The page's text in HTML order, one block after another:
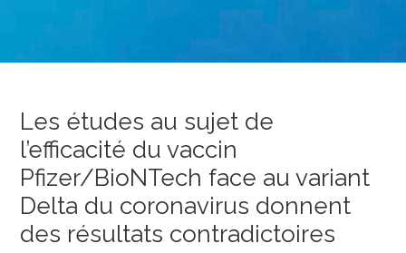
Les études au sujet de
l’efficacité du vaccin
Pfizer/BioNTech face au variant
Delta du coronavirus donnent
des résultats contradictoires